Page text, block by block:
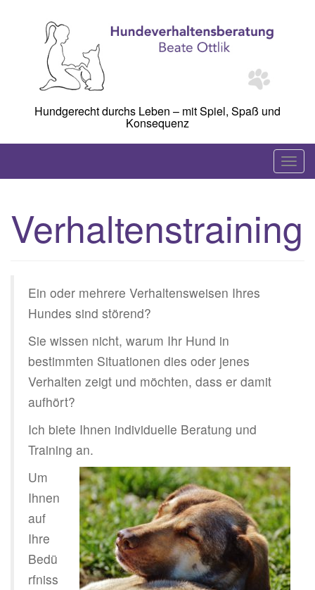
Hundgerecht durchs Leben – mit Spiel, Spaß und
Konsequenz
T
o
l
e
Verhaltenstraining
Ein oder mehrere Verhaltensweisen Ihres
Hundes sind störend?
Sie wissen nicht, warum Ihr Hund in
bestimmten Situationen dies oder jenes
Verhalten zeigt und möchten, dass er damit
aufhört?
Ich biete Ihnen individuelle Beratung und
Training an.
Um
Ihnen
auf
Ihre
Bedü
rfniss